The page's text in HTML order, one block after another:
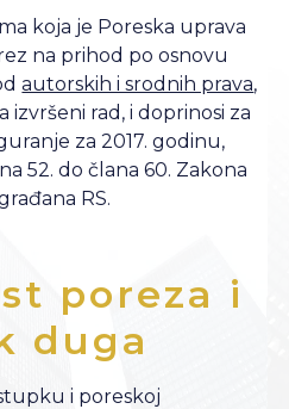
koja je Poreska uprava
na prihod po osnovu
autorskih i srodnih prava,
rad, i doprinosi za
za 2017. godinu,
52. do člana 60. Zakona
RS.
poreza i
duga
i poreskoj